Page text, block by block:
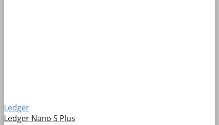
Ledger
Ledger Nano S Plus